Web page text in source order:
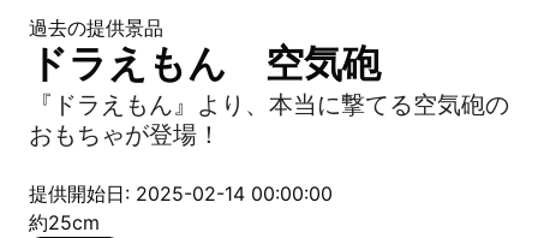
過去の提供景品
ドラえもん 空気砲
『ドラえもん』より、本当に撃てる空気砲の
おもちゃが登場！
提供開始日: 2025-02-14 00:00:00
約25cm